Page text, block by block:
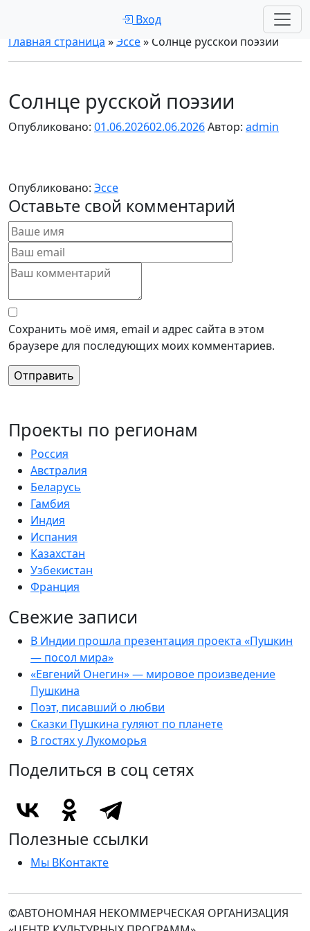
Вход
Главная страница »Эссе» Солнце русской поэзии
Солнце русской поэзии
Опубликовано: 01.06.202602.06.2026Автор: admin
Опубликовано: Эссе
Оставьте свой комментарий
Сохранить моё имя, email и адрес сайта в этом
браузере для последующих моих комментариев.
Проекты по регионам
Россия
Австралия
Беларусь
Гамбия
Индия
Испания
Казахстан
Узбекистан
Франция
Свежие записи
В Индии прошла презентация проекта «Пушкин
— посол мира»
«Евгений Онегин» — мировое произведение
Пушкина
Поэт, писавший о любви
Сказки Пушкина гуляют по планете
В гостях у Лукоморья
Поделиться в соц сетях
Полезные ссылки
Мы ВКонтакте
©АВТОНОМНАЯ НЕКОММЕРЧЕСКАЯ ОРГАНИЗАЦИЯ